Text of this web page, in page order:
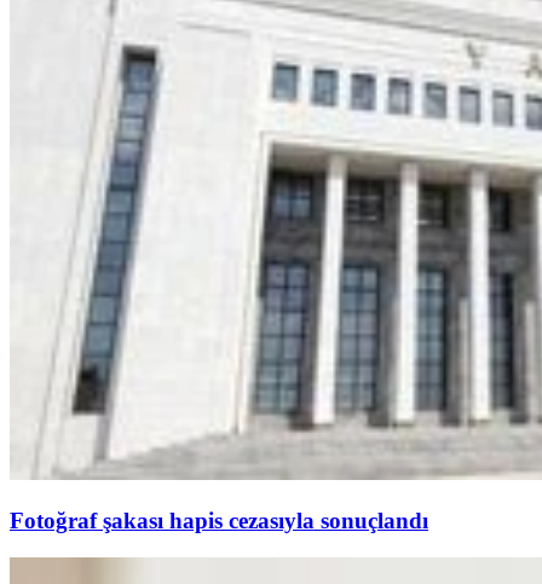
Fotoğraf şakası hapis cezasıyla sonuçlandı